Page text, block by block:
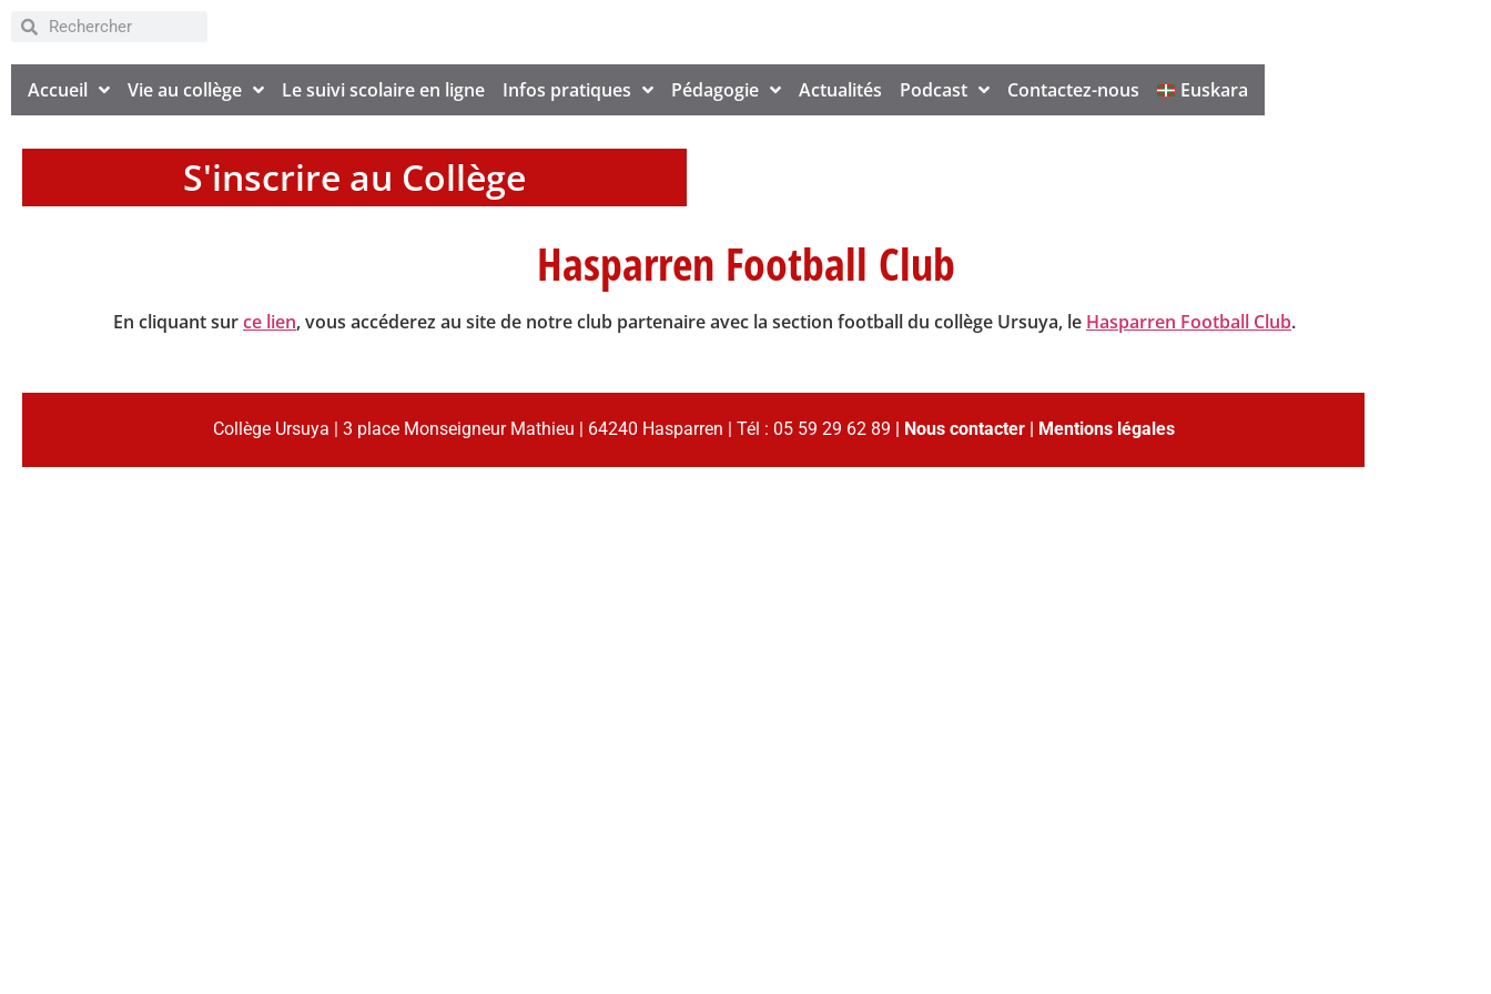
Accueil Vie au collège Le suivi scolaire en ligne Infos pratiques Pédagogie Actualités Podcast Contactez-nous Euskara
S'inscrire au Collège
Hasparren Football Club
En cliquant surce lien, vous accéderez au site de notre club partenaire avec la section football du collège Ursuya, le Hasparren Football Club.
Collège Ursuya | 3 place Monseigneur Mathieu | 64240 Hasparren | Tél : 05 59 29 62 89 | Nous contacter| Mentions légales